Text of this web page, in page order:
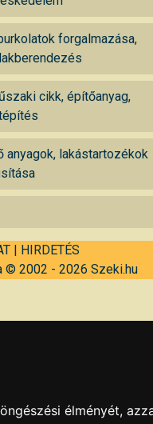
forgalmazása,
cikk, építőanyag,
lakástartozékok
| HIRDETÉS
© 2002 - 2026 Szeki.hu
élményét,